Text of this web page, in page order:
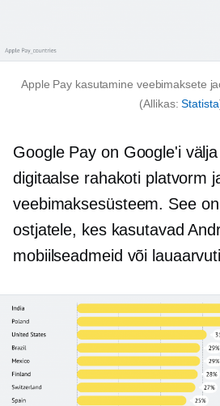
Apple Pay kasutamine veebimaksete
(Allikas:Statista
Google Pay on Google'i
digitaalse rahakoti platvorm
veebimaksesüsteem. See
ostjatele, kes kasutavad
mobiilseadmeid või